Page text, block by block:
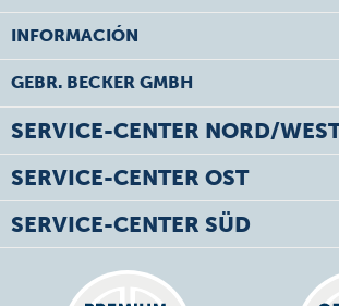
INFORMACIÓN
GEBR. BECKER GMBH
SERVICE-CENTER NORD/
SERVICE-CENTER OST
SERVICE-CENTER SÜD